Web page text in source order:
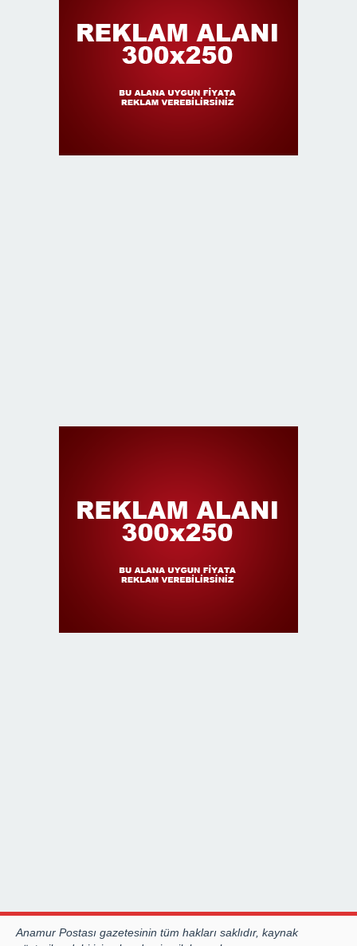
Anamur Postası gazetesinin tüm hakları saklıdır, kaynak